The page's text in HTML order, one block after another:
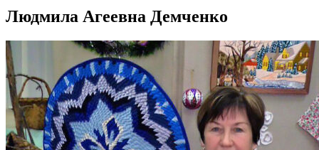
Людмила Агеевна Демченко